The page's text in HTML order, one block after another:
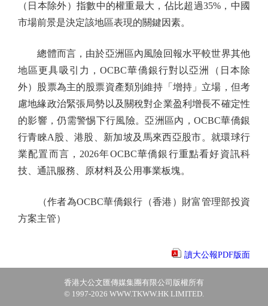
（日本除外）指數中的權重最大，佔比超過35%，中國
市場前景是決定該地區表現的關鍵因素。
總體而言，由於亞洲區內風險回報水平較世界其他
地區更具吸引力，OCBC華僑銀行對以亞洲（日本除
外）股票為主的股票資產類別維持「增持」立場，但考
慮地緣政治緊張局勢以及關稅對企業盈利增長不確定性
的影響，仍需警惕下行風險。亞洲區內，OCBC華僑銀
行青睞A股、港股、新加坡及馬來西亞股市。就環球行
業配置而言，2026年OCBC華僑銀行重點看好資訊科
技、通訊服務、原材料及公用事業板塊。
（作者為OCBC華僑銀行（香港）財富管理部投資
方案主管）
讀大公報PDF版面
香港大公文匯傳媒集團有限公司版權所有
© 1997-2026 WWW.TKWW.HK LIMITED.